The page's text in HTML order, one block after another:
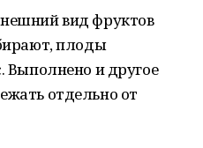
вид фруктов
плоды
Выполнено и другое
отдельно от